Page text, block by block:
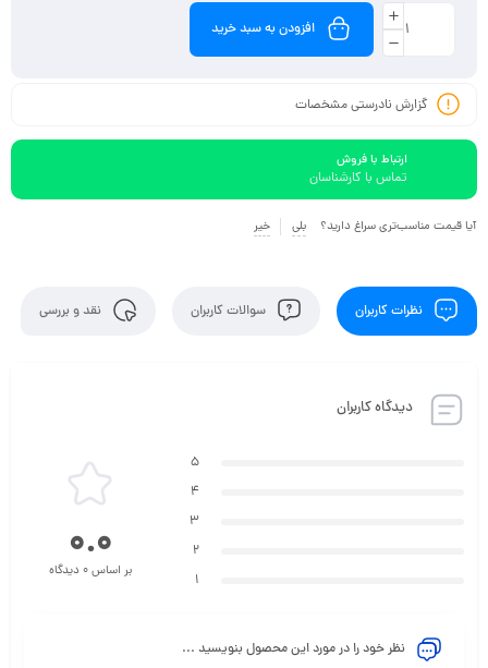
افزودن به سبد خرید
گزارش نادرستی مشخصات
ارتباط با فروش
تماس با کارشناسان
آیا قیمت مناسب‌تری سراغ دارید؟ بلی خیر
نظرات کاربران سوالات کاربران نقد و بررسی
دیدگاه کاربران
5
4
3
2
1
0.0
بر اساس 0 دیدگاه
نظر خود را در مورد این محصول بنویسید ...